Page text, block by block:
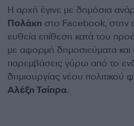
Η αρχή έγινε με δημόσια
Πολάκη στο Facebook, στην
ευθεία επίθεση κατά του
με αφορμή δημοσιεύματα και
παρεμβάσεις γύρω από το
δημιουργίας νέου πολιτικού
Αλέξη Τσίπρα.